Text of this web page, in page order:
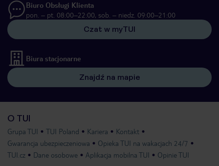
Biuro Obsługi Klienta
pon. – pt. 08:00–22:00, sob. – niedz. 09:00–21:00
Czat w myTUI
Biura stacjonarne
Znajdź na mapie
O TUI
Grupa TUI TUI Poland Kariera
Kontakt
Gwarancja ubezpieczeniowa
Opieka TUI na wakacjach 24/7
TUI.cz
Dane osobowe Aplikacja mobilna TUI Opinie TUI